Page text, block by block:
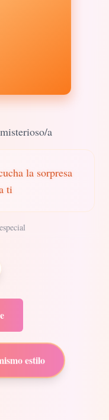
a
la sorpresa
ti
estilo